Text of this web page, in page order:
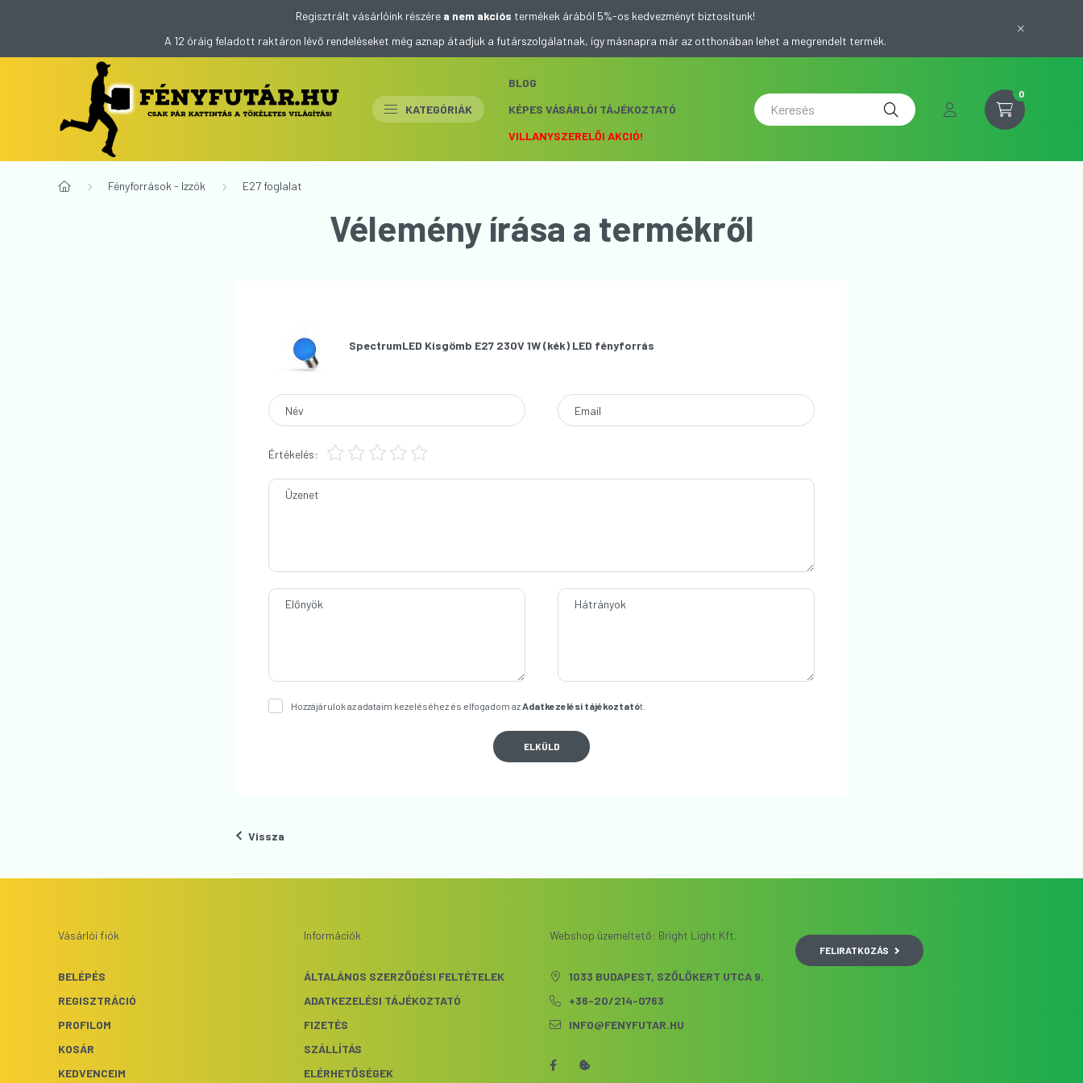
Regisztrált vásárlóink részére a nem akciós termékek árából 5%-os kedvezményt biztosítunk!
A 12 óráig feladott raktáron lévő rendeléseket még aznap átadjuk a futárszolgálatnak, így másnapra már az otthonában lehet a megrendelt termék.
KATEGÓRIÁK
BLOG
KÉPES VÁSÁRLÓI TÁJÉKOZTATÓ
VILLANYSZERELŐI AKCIÓ!
0
Fényforrások - Izzók E27 foglalat
Vélemény írása a termékről
SpectrumLED Kisgömb E27 230V 1W (kék) LED fényforrás
Név Email
Értékelés:
Üzenet
Előnyök Hátrányok
Hozzájárulok az adataim kezeléséhez és elfogadom az Adatkezelési tájékoztatót.
ELKÜLD
Vissza
Vásárlói fiók
BELÉPÉS
REGISZTRÁCIÓ
PROFILOM
KOSÁR
KEDVENCEIM
Információk
ÁLTALÁNOS SZERZŐDÉSI FELTÉTELEK
ADATKEZELÉSI TÁJÉKOZTATÓ
FIZETÉS
SZÁLLÍTÁS
ELÉRHETŐSÉGEK
Webshop üzemeltető: Bright Light Kft.
1033 BUDAPEST, SZŐLŐKERT UTCA 9.
+36-20/214-0763
INFO@FENYFUTAR.HU
FELIRATKOZÁS